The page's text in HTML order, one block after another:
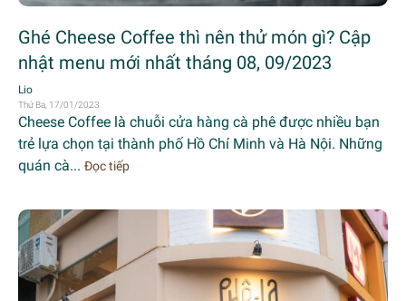
Ghé Cheese Coffee thì nên thử món gì? Cập
nhật menu mới nhất tháng 08, 09/2023
Lio
Thứ Ba, 17/01/2023
Cheese Coffee là chuỗi cửa hàng cà phê được nhiều bạn
trẻ lựa chọn tại thành phố Hồ Chí Minh và Hà Nội. Những
quán cà... Đọc tiếp